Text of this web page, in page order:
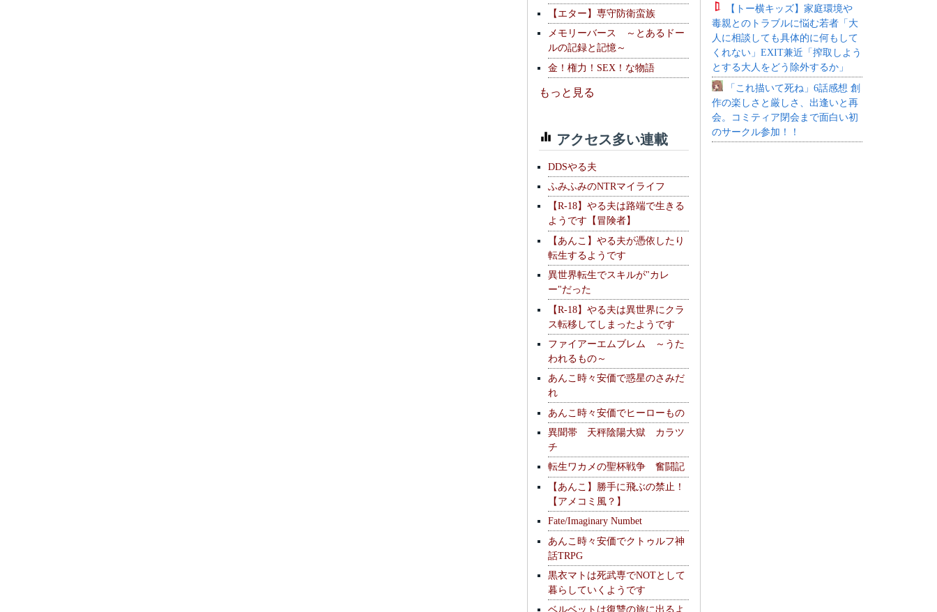
【エター】専守防衛蛮族
メモリーバース ～とあるドー
ルの記録と記憶～
金！権力！SEX！な物語
もっと見る
アクセス多い連載
DDSやる夫
ふみふみのNTRマイライフ
【R-18】やる夫は路端で生きる
ようです【冒険者】
【あんこ】やる夫が憑依したり
転生するようです
異世界転生でスキルが"カレ
ー"だった
【R-18】やる夫は異世界にクラ
ス転移してしまったようです
ファイアーエムブレム ～うた
われるもの～
あんこ時々安価で惑星のさみだ
れ
あんこ時々安価でヒーローもの
異聞帯 天秤陰陽大獄 カラツ
チ
転生ワカメの聖杯戦争 奮闘記
【あんこ】勝手に飛ぶの禁止！
【アメコミ風？】
Fate/Imaginary Numbet
あんこ時々安価でクトゥルフ神
話TRPG
黒衣マトは死武専でNOTとして
暮らしていくようです
ベルベットは復讐の旅に出るよ
【トー横キッズ】家庭環境や
毒親とのトラブルに悩む若者「大
人に相談しても具体的に何もして
くれない」EXIT兼近「搾取しよう
とする大人をどう除外するか」
「これ描いて死ね」6話感想 創
作の楽しさと厳しさ、出逢いと再
会。コミティア閉会まで面白い初
のサークル参加！！